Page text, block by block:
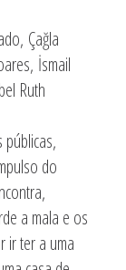
Çağla
İsmail
Ruth
do
a mala e os
ir ter a uma